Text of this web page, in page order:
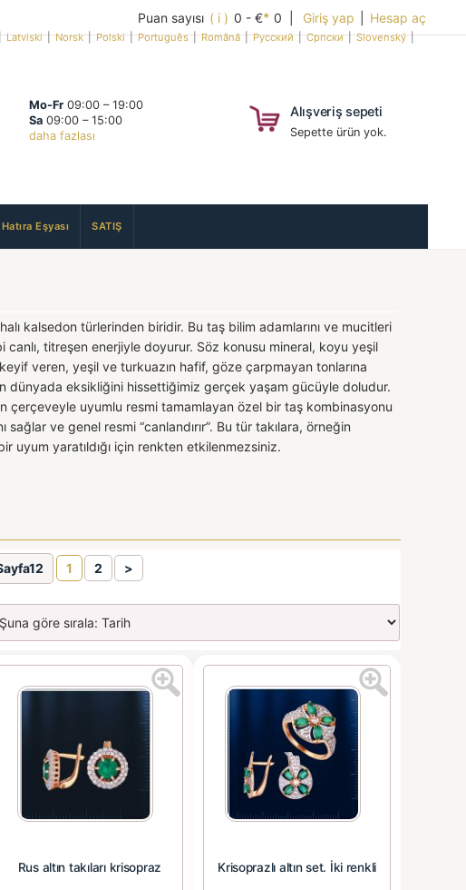
Puan sayısı ( i ) 0 - €* 0 | Giriş yap Hesap aç
Latviski|Norsk|Polski|Português|Română|Русский|Српски|Slovenský|
Mo-Fr09:00 – 19:00
Sa09:00 – 15:00
daha fazlası
Alışveriş sepeti
Sepette ürün yok.
Hatıra Eşyası SATIŞ
kalsedon türlerinden biridir. Bu taş bilim adamlarını ve mucitleri
titreşen enerjiyle doyurur. Söz konusu mineral, koyu yeşil
veren, yeşil ve turkuazın hafif, göze çarpmayan tonlarına
dünyada eksikliğini hissettiğimiz gerçek yaşam gücüyle doludur.
çerçeveyle uyumlu resmi tamamlayan özel bir taş kombinasyonu
sağlar ve genel resmi “canlandırır”. Bu tür takılara, örneğin
uyum yaratıldığı için renkten etkilenmezsiniz.
1 2 >
Rus altın takıları krisopraz Krisoprazlı altın set. İki renkli